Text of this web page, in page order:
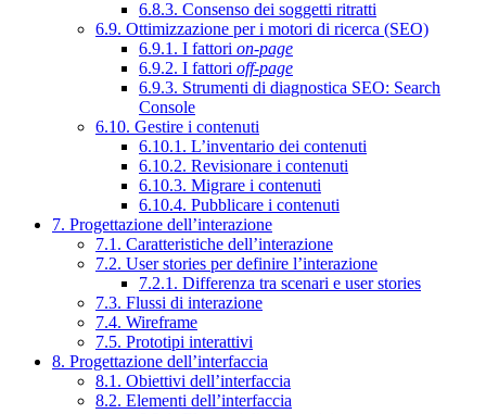
6.8.3. Consenso dei soggetti ritratti
6.9. Ottimizzazione per i motori di ricerca (SEO)
6.9.1. I fattori on-page
6.9.2. I fattori off-page
6.9.3. Strumenti di diagnostica SEO: Search
Console
6.10. Gestire i contenuti
6.10.1. L’inventario dei contenuti
6.10.2. Revisionare i contenuti
6.10.3. Migrare i contenuti
6.10.4. Pubblicare i contenuti
7. Progettazione dell’interazione
7.1. Caratteristiche dell’interazione
7.2. User stories per definire l’interazione
7.2.1. Differenza tra scenari e user stories
7.3. Flussi di interazione
7.4. Wireframe
7.5. Prototipi interattivi
8. Progettazione dell’interfaccia
8.1. Obiettivi dell’interfaccia
8.2. Elementi dell’interfaccia